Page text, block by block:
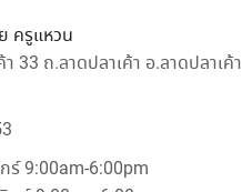
ครูแหวน
า 33 ถ.ลาดปลาเค้า อ.ลาดปลาเค้า
ร์ 9:00am-6:00pm